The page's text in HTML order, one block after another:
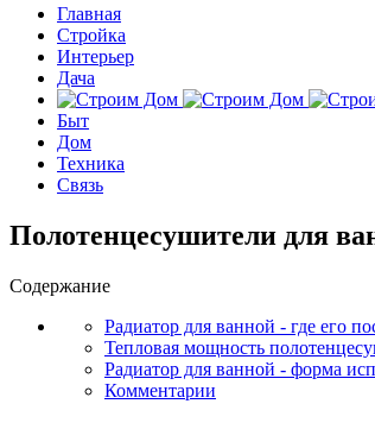
Главная
Стройка
Интерьер
Дача
Быт
Дом
Техника
Связь
Полотенцесушители для
Содержание
Радиатор для ванной - где его
Тепловая мощность
Радиатор для ванной - форма
Комментарии